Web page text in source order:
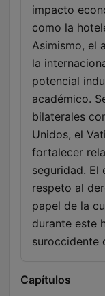
impacto
como la
Asimismo, el
la
potencial
académico.
bilaterales
Unidos, el
fortalecer
seguridad. El
respeto al
papel de la
durante este
suroccidente
Capítulos